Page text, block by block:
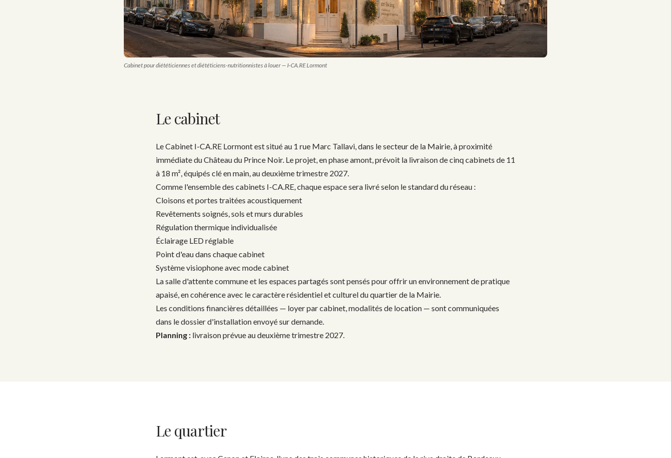
Cabinet pour diététiciennes et diététiciens-nutritionnistes à louer — I‑CA.RE Lormont
Le cabinet
Le Cabinet I-CA.RE Lormont est situé au 1 rue Marc Tallavi, dans le secteur de la Mairie, à proximité
immédiate du Château du Prince Noir. Le projet, en phase amont, prévoit la livraison de cinq cabinets de 11
à 18 m², équipés clé en main, au deuxième trimestre 2027.
Comme l'ensemble des cabinets I-CA.RE, chaque espace sera livré selon le standard du réseau :
Cloisons et portes traitées acoustiquement
Revêtements soignés, sols et murs durables
Régulation thermique individualisée
Éclairage LED réglable
Point d'eau dans chaque cabinet
Système visiophone avec mode cabinet
La salle d'attente commune et les espaces partagés sont pensés pour offrir un environnement de pratique
apaisé, en cohérence avec le caractère résidentiel et culturel du quartier de la Mairie.
Les conditions financières détaillées — loyer par cabinet, modalités de location — sont communiquées
dans le dossier d'installation envoyé sur demande.
Planning : livraison prévue au deuxième trimestre 2027.
Le quartier